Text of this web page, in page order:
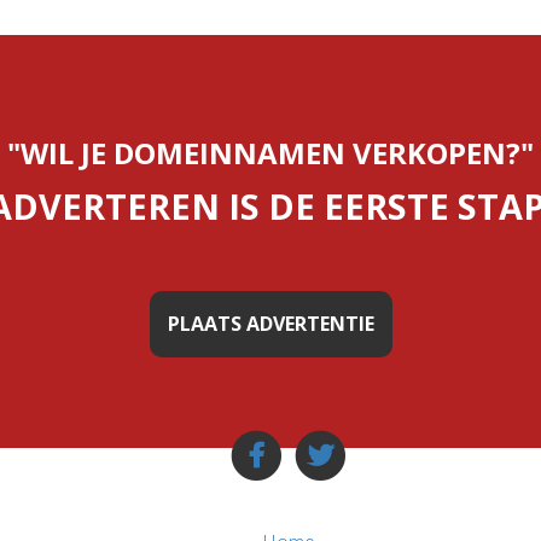
"WIL JE DOMEINNAMEN VERKOPEN?"
IS DE EERSTE
PLAATS ADVERTENTIE